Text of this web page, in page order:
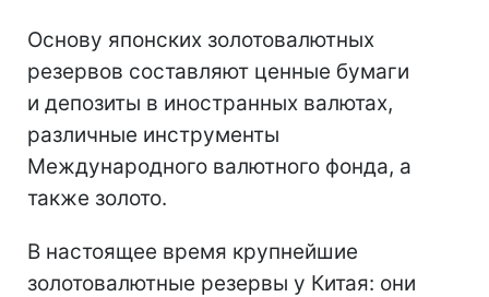
Основу японских золотовалютных
резервов составляют ценные бумаги
и депозиты в иностранных валютах,
различные инструменты
Международного валютного фонда, а
также золото.
В настоящее время крупнейшие
золотовалютные резервы у Китая: они